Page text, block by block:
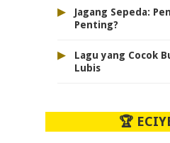
▸
Jagang Sepeda:
Penting?
▸
Lagu yang Cocok
Lubis
🏆